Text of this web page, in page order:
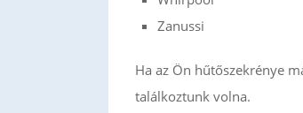
Zanussi
Ha az Ön hűtőszekrénye
találkoztunk volna.